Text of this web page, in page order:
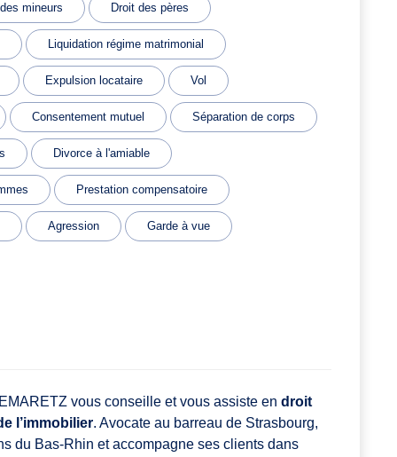
mineurs Droit des pères
Liquidation régime matrimonial
Expulsion locataire Vol
Consentement mutuel Séparation de corps
Divorce à l'amiable
Prestation compensatoire
Agression Garde à vue
vous conseille et vous assiste en droit
l’immobilier. Avocate au barreau de Strasbourg,
du Bas-Rhin et accompagne ses clients dans